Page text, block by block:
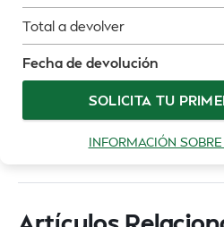
Total a devolver
Fecha de devolución
SOLICITA TU
INFORMACIÓN